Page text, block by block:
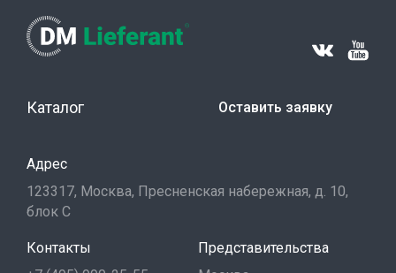
Каталог Оставить заявку
Адрес
123317, Москва, Пресненская набережная, д. 10,
блок С
Контакты
Представительства